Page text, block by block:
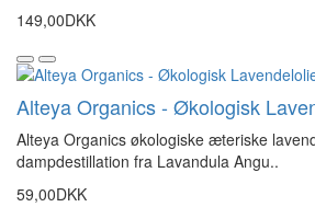
149,00DKK
Alteya Organics - Økologisk
Alteya Organics økologiske æteriske
dampdestillation fra Lavandula Angu..
59,00DKK